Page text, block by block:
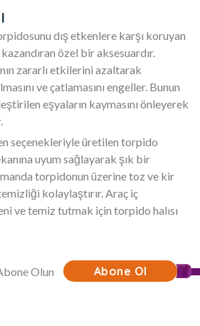
dış etkenlere karşı koruyan
özel bir aksesuardır.
zararlı etkilerini azaltarak
ve çatlamasını engeller. Bunun
eşyaların kaymasını önleyerek
seçenekleriyle üretilen torpido
uyum sağlayarak şık bir
torpidonun üzerine toz ve kir
kolaylaştırır. Araç iç
ve temiz tutmak için torpido halısı
Abone Ol